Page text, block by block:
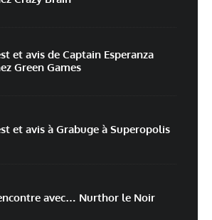
commentaires par e-mail.
articles par e-mail.
et avis de Captain Esperanza
Green Games
et avis à Grabuge à Superopolis
avec… Nurthor le Noir